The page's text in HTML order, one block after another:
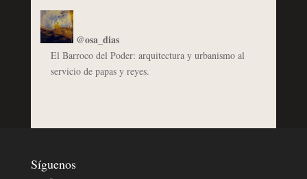
@osa_dias
El Barroco del Poder: arquitectura y urbanismo al
servicio de papas y reyes.
Síguenos